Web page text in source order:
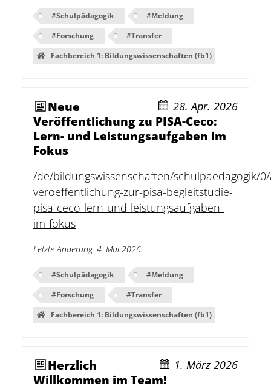
#Schulpädagogik #Meldung
#Forschung #Transfer
Fachbereich 1: Bildungswissenschaften (fb1)
28. Apr. 2026
Neue
Veröffentlichung zu PISA-Ceco:
Lern- und Leistungsaufgaben im
Fokus
/de/bildungswissenschaften/schulpaedagogik/
veroeffentlichung-zur-pisa-begleitstudie-
pisa-ceco-lern-und-leistungsaufgaben-
im-fokus
Letzte Änderung: 4. Mai 2026
#Schulpädagogik #Meldung
#Forschung #Transfer
Fachbereich 1: Bildungswissenschaften (fb1)
1. März 2026
Herzlich
Willkommen im Team!